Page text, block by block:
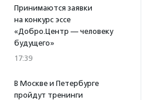
Принимаются заявки
на конкурс эссе
«Добро.Центр — человеку
будущего»
17:39
В Москве и Петербурге
пройдут тренинги